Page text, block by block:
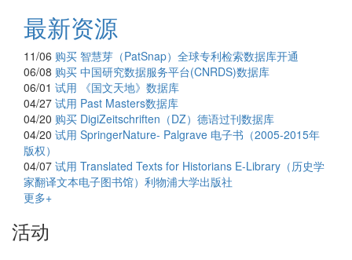
最新资源
11/06 购买 智慧芽（PatSnap）全球专利检索数据库开通
06/08 购买 中国研究数据服务平台(CNRDS)数据库
06/01 试用
《国文天地》数据库
04/27 试用 Past Masters数据库
04/20 购买 DigiZeitschriften（DZ）德语过刊数据库
04/20 试用 SpringerNature- Palgrave 电子书（2005-2015年
版权）
04/07 试用 Translated Texts for Historians E-Library（历史学
家翻译文本电子图书馆）利物浦大学出版社
更多+
活动